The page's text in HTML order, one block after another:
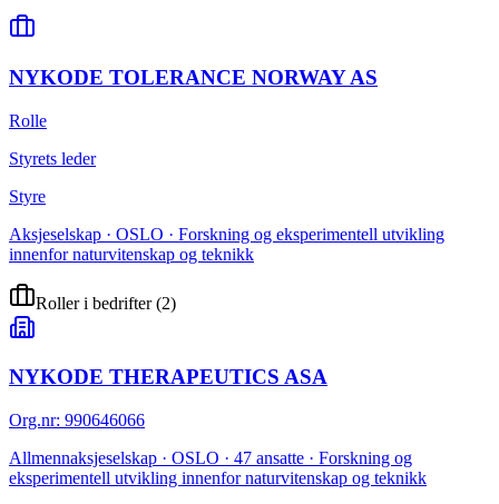
NYKODE TOLERANCE NORWAY AS
Rolle
Styrets leder
Styre
Aksjeselskap · OSLO · Forskning og eksperimentell utvikling
innenfor naturvitenskap og teknikk
Roller i bedrifter(2)
NYKODE THERAPEUTICS ASA
Org.nr: 990646066
Allmennaksjeselskap · OSLO · 47 ansatte · Forskning og
eksperimentell utvikling innenfor naturvitenskap og teknikk